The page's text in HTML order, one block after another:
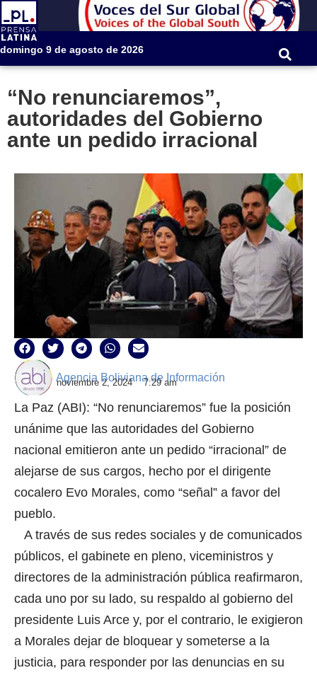
domingo 9 de agosto de 2026
“No renunciaremos”,
autoridades del Gobierno
ante un pedido irracional
Agencia Boliviana de Información
noviembre 2, 2024 7:29 am
La Paz (ABI): “No renunciaremos” fue la posición
unánime que las autoridades del Gobierno
nacional emitieron ante un pedido “irracional” de
alejarse de sus cargos, hecho por el dirigente
cocalero Evo Morales, como “señal” a favor del
pueblo.
A través de sus redes sociales y de comunicados
públicos, el gabinete en pleno, viceministros y
directores de la administración pública reafirmaron,
cada uno por su lado, su respaldo al gobierno del
presidente Luis Arce y, por el contrario, le exigieron
a Morales dejar de bloquear y someterse a la
justicia, para responder por las denuncias en su